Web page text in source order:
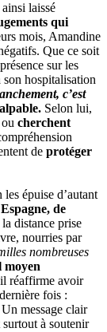
laissé
qui
mois, Amandine
Que ce soit
sur les
hospitalisation
c’est
Selon lui,
cherchent
de protéger
épuise d’autant
de
distance prise
nourries par
nombreuses
il réaffirme avoir
fois :
Un message clair
à soutenir